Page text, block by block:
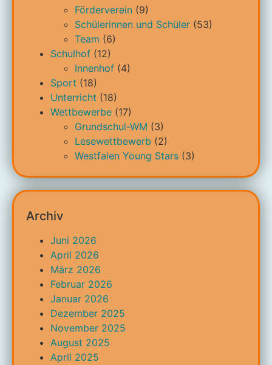
Förderverein (9)
Schülerinnen und Schüler (53)
Team (6)
Schulhof (12)
Innenhof (4)
Sport (18)
Unterricht (18)
Wettbewerbe (17)
Grundschul-WM (3)
Lesewettbewerb (2)
Westfalen Young Stars (3)
Archiv
Juni 2026
April 2026
März 2026
Februar 2026
Januar 2026
Dezember 2025
November 2025
August 2025
April 2025